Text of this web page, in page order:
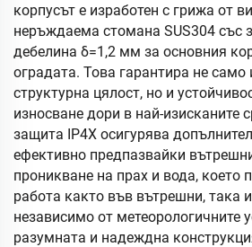
корпусът е изработен с грижа от
неръждаема стомана SUS304 със
дебелина δ=1,2 мм за основния
оградата. Това гарантира не само
структурна цялост, но и
износване дори в най-изисканите
защита IP4X осигурява
ефективно предпазвайки
проникване на прах и вода, което
работа както във вътрешни, така
независимо от метеорологичните
разумната и надеждна